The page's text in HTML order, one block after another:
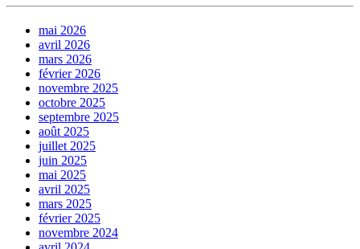
mai 2026
avril 2026
mars 2026
février 2026
novembre 2025
octobre 2025
septembre 2025
août 2025
juillet 2025
juin 2025
mai 2025
avril 2025
mars 2025
février 2025
novembre 2024